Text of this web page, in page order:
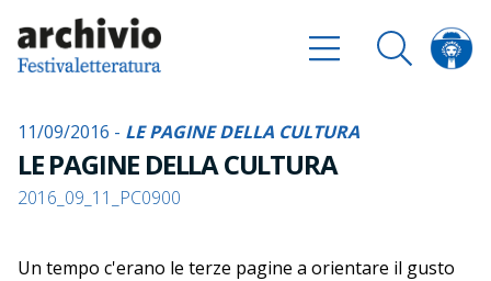
11/09/2016 - LE PAGINE DELLA CULTURA
LE PAGINE DELLA CULTURA
2016_09_11_PC0900
Un tempo c'erano le terze pagine a orientare il gusto